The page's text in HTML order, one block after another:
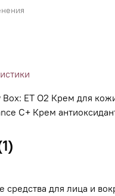
ET O2 Крем для
C+ Крем
для лица и